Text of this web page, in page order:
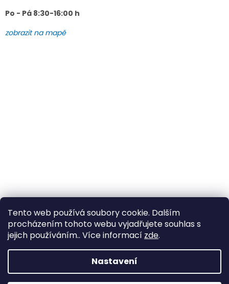
Tento web používá soubory cookie. Dalším
procházením tohoto webu vyjadřujete souhlas s
jejich používáním.. Více informací zde.
Nastavení
Po - Pá 8:30-16:00 h
zobrazit na mapě
Vytvořil Shoptet